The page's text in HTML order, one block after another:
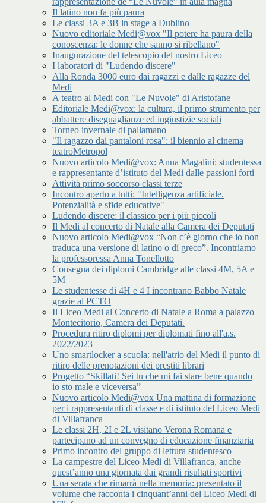
Il latino non fa più paura
Le classi 3A e 3B in stage a Dublino
Nuovo editoriale Medi@vox "Il potere ha paura della
conoscenza: le donne che sanno si ribellano"
Inaugurazione del telescopio del nostro Liceo
I laboratori di "Ludendo discere"
Alla Ronda 3000 euro dai ragazzi e dalle ragazze del
Medi
A teatro al Medi con "Le Nuvole" di Aristofane
Editoriale Medi@vox: la cultura, il primo strumento per
abbattere diseguaglianze ed ingiustizie sociali
Torneo invernale di pallamano
"Il ragazzo dai pantaloni rosa": il biennio al cinema
teatroMetropol
Nuovo articolo Medi@vox: Anna Magalini: studentessa
e rappresentante d’istituto del Medi dalle passioni forti
Attività primo soccorso classi terze
Incontro aperto a tutti: "Intelligenza artificiale.
Potenzialità e sfide educative"
Ludendo discere: il classico per i più piccoli
Il Medi al concerto di Natale alla Camera dei Deputati
Nuovo articolo Medi@vox “Non c’è giorno che io non
traduca una versione di latino o di greco”. Incontriamo
la professoressa Anna Tonellotto
Consegna dei diplomi Cambridge alle classi 4M, 5A e
5M
Le studentesse di 4H e 4 I incontrano Babbo Natale
grazie al PCTO
Il Liceo Medi al Concerto di Natale a Roma a palazzo
Montecitorio, Camera dei Deputati.
Procedura ritiro diplomi per diplomati fino all'a.s.
2022/2023
Uno smartlocker a scuola: nell'atrio del Medi il punto di
ritiro delle prenotazioni dei prestiti librari
Progetto “Skillati! Sei tu che mi fai stare bene quando
io sto male e viceversa”
Nuovo articolo Medi@vox Una mattina di formazione
per i rappresentanti di classe e di istituto del Liceo Medi
di Villafranca
Le classi 2H, 2I e 2L visitano Verona Romana e
partecipano ad un convegno di educazione finanziaria
Primo incontro del gruppo di lettura studentesco
La campestre del Liceo Medi di Villafranca, anche
quest’anno una giornata dai grandi risultati sportivi
Una serata che rimarrà nella memoria: presentato il
volume che racconta i cinquant’anni del Liceo Medi di